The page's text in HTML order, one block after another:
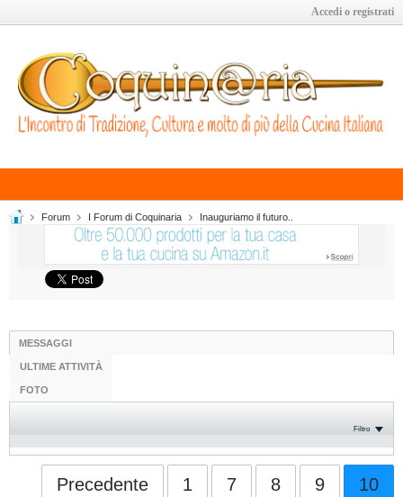
Accedi o registrati
Forum I Forum di Coquinaria Inauguriamo il futuro..
MESSAGGI
ULTIME ATTIVITÀ
FOTO
Filtro
Precedente 1 7 8 9 10